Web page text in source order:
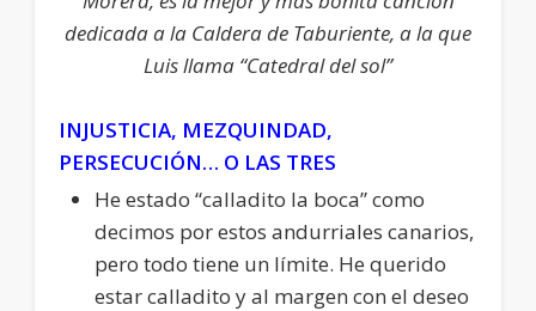
dedicada a la Caldera de Taburiente, a la que
Luis llama “Catedral del sol”
INJUSTICIA, MEZQUINDAD,
PERSECUCIÓN… O LAS TRES
He estado “calladito la boca” como
decimos por estos andurriales canarios,
pero todo tiene un límite. He querido
estar calladito y al margen con el deseo